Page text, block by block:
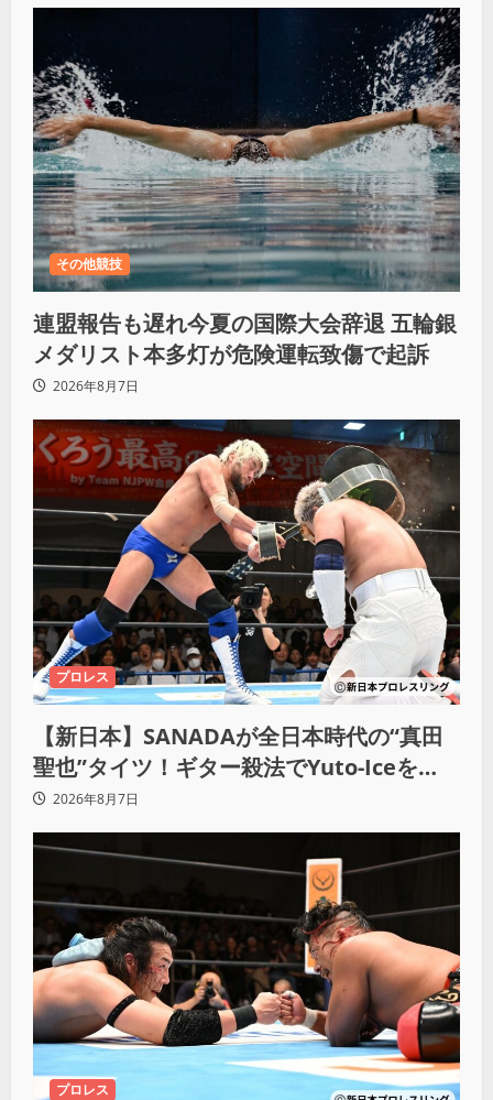
その他競技
連盟報告も遅れ今夏の国際大会辞退 五輪銀
メダリスト本多灯が危険運転致傷で起訴
2026年8月7日
プロレス
【新日本】SANADAが全日本時代の“真田
聖也”タイツ！ギター殺法でYuto-Iceを
KO「俺と闘う時は考えろ。感じるな」
2026年8月7日
プロレス